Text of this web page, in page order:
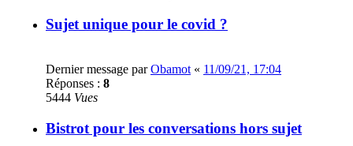
Sujet unique pour le covid ?
Dernier message parObamot « 11/09/21, 17:04
Réponses : 8
5444 Vues
Bistrot pour les conversations hors sujet